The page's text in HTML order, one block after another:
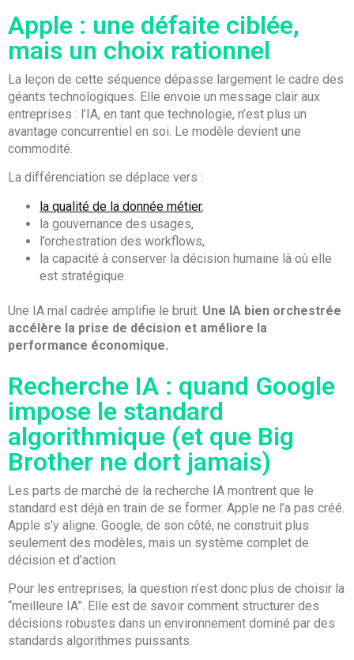
Apple : une défaite ciblée,
mais un choix rationnel
La leçon de cette séquence dépasse largement le cadre des
géants technologiques. Elle envoie un message clair aux
entreprises : l’IA, en tant que technologie, n’est plus un
avantage concurrentiel en soi. Le modèle devient une
commodité.
La différenciation se déplace vers :
la qualité de la donnée métier,
la gouvernance des usages,
l’orchestration des workflows,
la capacité à conserver la décision humaine là où elle
est stratégique.
Une IA mal cadrée amplifie le bruit. Une IA bien orchestrée
accélère la prise de décision et améliore la
performance économique.
Recherche IA : quand Google
impose le standard
algorithmique (et que Big
Brother ne dort jamais)
Les parts de marché de la recherche IA montrent que le
standard est déjà en train de se former. Apple ne l’a pas créé.
Apple s’y aligne. Google, de son côté, ne construit plus
seulement des modèles, mais un système complet de
décision et d’action.
Pour les entreprises, la question n’est donc plus de choisir la
“meilleure IA”. Elle est de savoir comment structurer des
décisions robustes dans un environnement dominé par des
standards algorithmes puissants.